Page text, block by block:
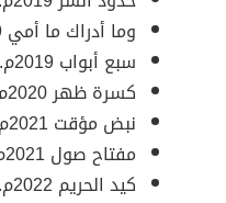
وما أدراك ما أمي 2019م.
سبع أبواب 2019م.
كسرة ظهر 2020م.
نبض مؤقت 2021م.
مفتاح صول 2021م.
كيد الحريم 2022م.